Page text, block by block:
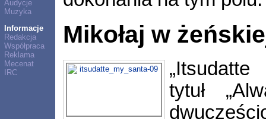
Audycje
Muzyka
Informacje
Redakcja
Współpraca
Reklama
Mecenat
IRC
Mikołaj w
tytuł